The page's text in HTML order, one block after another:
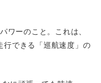
ワーのこと。これは、
行できる「巡航速度」の